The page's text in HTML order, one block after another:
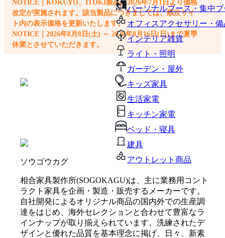
パーソナルブース・集中
オフィスアクセサリー・備
インテリア雑貨
ライト・照明
ガーデン・屋外
キッズ家具
生活家電
キッチン家電
ベッド・寝具
建具
アウトレット商品
NOTICE｜KOKUYO、ITOKI製品は2026年7月1日より価格
改定が実施されます。該当製品につきましては、順次サイ
ト内の表示価格を更新いたします。
NOTICE｜2026年8月8日(土) ～ 2026年8月16日(日)まで夏季
休業とさせていただきます。
ソウゴウカグ
相合家具製作所(SOGOKAGU)は、主に業務用コント
ラクト家具を企画・製造・販売するメーカーです。
自社開発によるオリジナル商品の国内外での生産調
達をはじめ、海外セレクションと合わせて豊富なラ
インナップが取り揃えられています。洗練されたデ
ザインと優れた品質を基本理念に掲げ、日々、新素